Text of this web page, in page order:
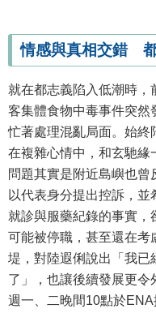
情感與真相交錯
就在都志義陷入低潮時
客集體食物中毒事件突然
忙著處理混亂局面。始終
在複雜心情中，和玄馳緣
問題其實是附近島嶼也
以代表身分提出控訴，
就診與服藥紀錄的事實，
可能被停職，甚至還在考
堤，對陸遐俐說出「我已
了」，也讓後續發展更令
週一、二晚間10點於